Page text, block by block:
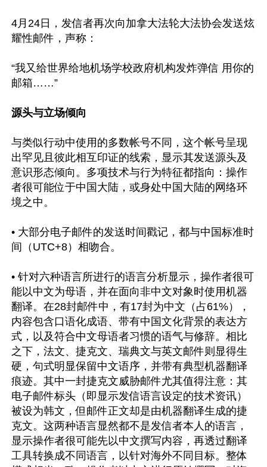
4月24日，发信者再次向加拿大法轮大法协会发送炫
耀性邮件，声称：
“我又给世界给地机场学校政府机构发炸弹信 用你的
源头与立场倾向
与类似行动中使用的多数帐号不同，这个帐号呈现
出罕见且彼此相互印证的线索，显示其发送源头及
意识形态倾向。多项技术与行为特征都指向：操作
者很可能位于中国大陆，或身处中国大陆的网络环
境之中。
• 大部分电子邮件的发送时间戳记，都与中国标准时
间（UTC+8）相吻合。
• 针对六种语言所进行的语言分析显示，操作者很可
能以中文为母语，并在面向非中文对象时使用机器
翻译。在28封邮件中，有17封为中文（占61%），
内容包含口语化成语、带有中国文化背景的表达方
式，以及符合中文母语者习惯的语气与修辞。相比
之下，法文、捷克文、瑞典文与英文邮件则显得生
硬，句式明显保留中文语序，并带有典型机器翻译
痕迹。其中一封捷克文威胁邮件尤其值得注意：其
电子邮件标头（即显示发信语言设定的技术资讯）
被设为韩文，但邮件正文却是由机器翻译生成的捷
克文。这两种语言显然都不是发信者本人的语言，
显示操作者很可能先以中文撰写内容，再透过翻译
工具转换成不同语言，以针对海外不同目标。整体